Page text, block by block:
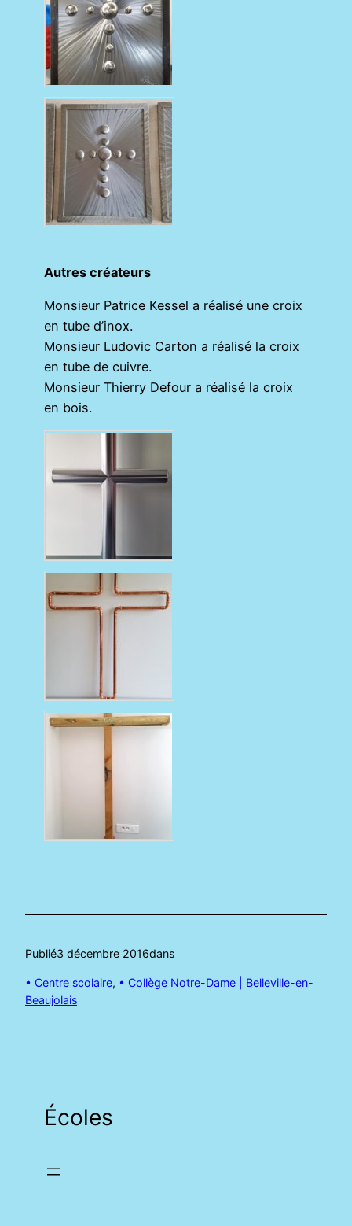
Autres créateurs
Monsieur Patrice Kessel a réalisé une croix
en tube d’inox.
Monsieur Ludovic Carton a réalisé la croix
en tube de cuivre.
Monsieur Thierry Defour a réalisé la croix
en bois.
Publié3 décembre 2016dans
• Centre scolaire, • Collège Notre-Dame | Belleville-en-
Beaujolais
Écoles